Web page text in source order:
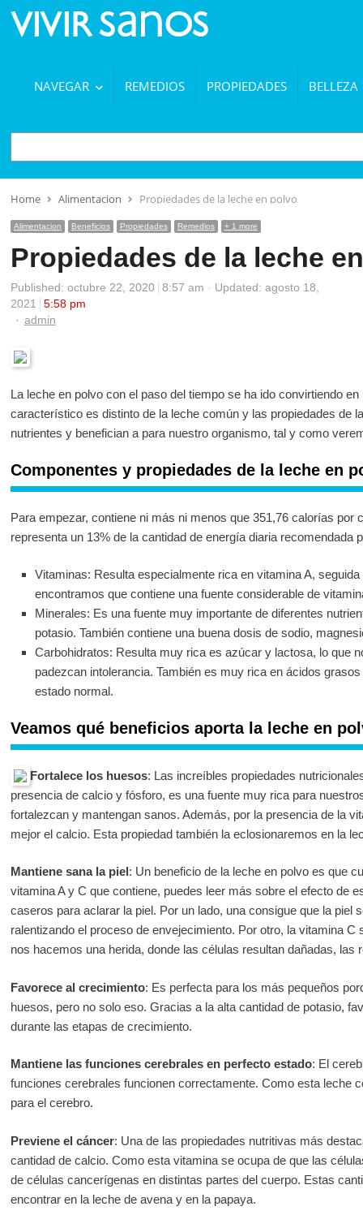
NAVEGAR REMEDIOS PROPIEDADES BELLEZA
BUSCAR
Home Alimentacion Propiedades de la leche en polvo
Alimentacion Beneficios Propiedades Remedios + 1 more
Propiedades de la leche
Published: octubre 22, 2020 8:57 am
Updated: agosto 18,
2021
5:58 pm
Author
admin
La leche en polvo con el paso del tiempo se ha ido convirtiendo
característico es distinto de la leche común y las propiedades de
nutrientes y benefician a para nuestro organismo, tal y como
Componentes y propiedades de la leche en
Para empezar, contiene ni más ni menos que 351,76 calorías por
representa un 13% de la cantidad de energía diaria recomendada
Vitaminas: Resulta especialmente rica en vitamina A,
encontramos que contiene una fuente considerable de
Minerales: Es una fuente muy importante de diferentes
potasio. También contiene una buena dosis de sodio,
Carbohidratos: Resulta muy rica es azúcar y lactosa, lo que
padezcan intolerancia. También es muy rica en ácidos
estado normal.
Veamos qué beneficios aporta la leche en
Fortalece los huesos: Las increíbles propiedades
presencia de calcio y fósforo, es una fuente muy rica para
fortalezcan y mantengan sanos. Además, por la presencia de la
mejor el calcio. Esta propiedad también la eclosionaremos en la
Mantiene sana la piel: Un beneficio de la leche en polvo es que
vitamina A y C que contiene, puedes leer más sobre el efecto de
caseros para aclarar la piel. Por un lado, una consigue que la piel
ralentizando el proceso de envejecimiento. Por otro, la vitamina
nos hacemos una herida, donde las células resultan dañadas, las
Favorece al crecimiento: Es perfecta para los más pequeños
huesos, pero no solo eso. Gracias a la alta cantidad de potasio,
durante las etapas de crecimiento.
Mantiene las funciones cerebrales en perfecto estado: El
funciones cerebrales funcionen correctamente. Como esta leche
para el cerebro.
Previene el cáncer: Una de las propiedades nutritivas más
cantidad de calcio. Como esta vitamina se ocupa de que las
de células cancerígenas en distintas partes del cuerpo. Estas
encontrar en la leche de avena y en la papaya.